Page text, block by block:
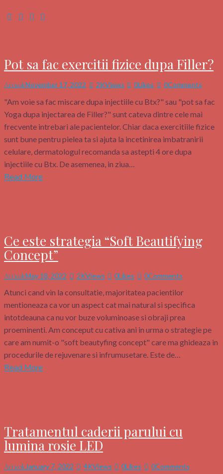
Pot sa fac exercitii fizice dupa Filler?
ArticoleNovember 17, 2022 2KViews 0Likes 0Comments
"Am voie sa fac miscare dupa injectiile cu Btx?" sau "pot sa fac
Yoga dupa injectarea de Filler?" sunt cateva dintre cele mai
frecvente intrebari ale pacientelor. Chiar daca exercitiile fizice
sunt bune pentru pielea ta si ajuta la incetinirea imbatranirii
celulare, dermatologul recomanda sa astepti 4 ore dupa
injectiile cu Btx. De asemenea, in ziua…
Read More
Ce este strategia “Soft Beautifying
Concept”
ArticoleMay 18, 2022 2KViews 0Likes 0Comments
Atunci cand vin la consultatie, majoritatea pacientilor
mentioneaza ca vor un aspect cat mai natural si specifica
intotdeauna ca nu vor buze voluminoase si obraji prea
proeminenti. Am conceput cu cativa ani in urma o strategie pe
care am numit-o "soft beautyfing concept" care ma ghideaza in
procedurile de rejuvenare si infrumusetare. Este de…
Read More
Tratamentul caderii parului cu
lumina rosie LED
ArticoleJanuary 7, 2022 4KViews 0Likes 0Comments